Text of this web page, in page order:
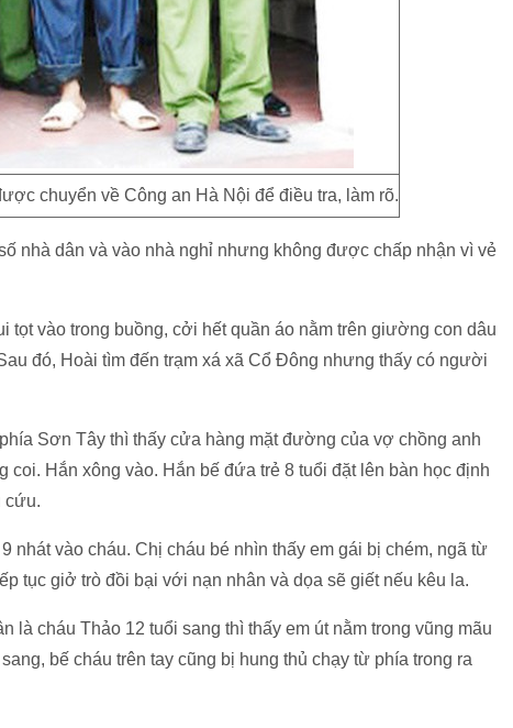
chuyển về Công an Hà Nội để điều tra, làm rõ.
nhà dân và vào nhà nghỉ nhưng không được chấp nhận vì vẻ
tọt vào trong buồng, cởi hết quần áo nằm trên giường con dâu
đó, Hoài tìm đến trạm xá xã Cổ Đông nhưng thấy có người
Sơn Tây thì thấy cửa hàng mặt đường của vợ chồng anh
coi. Hắn xông vào. Hắn bế đứa trẻ 8 tuổi đặt lên bàn học định
cứu.
nhát vào cháu. Chị cháu bé nhìn thấy em gái bị chém, ngã từ
tục giở trò đồi bại với nạn nhân và dọa sẽ giết nếu kêu la.
là cháu Thảo 12 tuổi sang thì thấy em út nằm trong vũng mãu
bế cháu trên tay cũng bị hung thủ chạy từ phía trong ra